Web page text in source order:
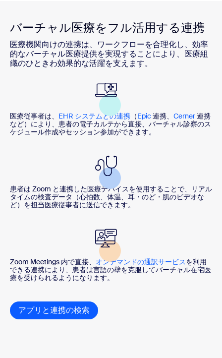
バーチャル医療をフル活用する連携
医療機関向けの連携は、ワークフローを合理化し、効率
的なバーチャル医療提供を実現することにより、医療組
織のひときわ効果的な活躍を支えます。
医療従事者は、 EHR システムとの連携 （Epic連携、 Cerner連携
など）により、患者の電子カルテから直接、バーチャル診察のス
ケジュール作成やセッション参加ができます。
患者は Zoom と連携した医療デバイスを使用することで、リアル
タイムの検査データ（心拍数、体温、耳・のど・肌のビデオな
ど）を担当医療従事者に送信できます。
Zoom Meetings 内で直接、 オンデマンドの通訳サービスを利用
できる連携により、患者は言語の壁を克服してバーチャル在宅医
療を受けられるようになります。
アプリと連携の検索 アプリと統合の検索